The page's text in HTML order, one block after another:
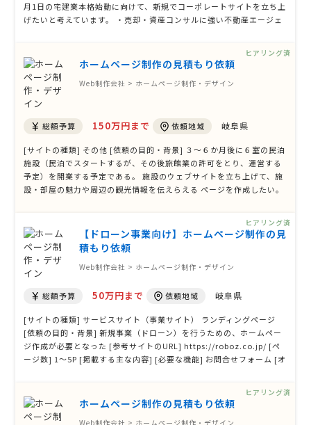
月1日の宅建業本格始動に向けて、新規でコーポレートサイトを立ち上
げたいと考えています。 ・売却・資産コンサルに強い不動産エージェ
ランドサイト …ホームページ制作の見積もり依頼
Web制作会社 > ホームページ制作・デザイン
総額予算 150万円まで 依頼地域 岐阜県
[サイトの種類] その他 [依頼の目的・背景] ３～６か月後に６室の民泊
施設（民泊でスタートするが、その後旅館業の許可をとり、運営する
予定）を開業する予定である。 施設のウェブサイトを立ち上げて、施
設・部屋の魅力や周辺の観光情報を伝えらえる ページを作成したい。
管理をしつつ …
ヒアリング済
【ドローン事業向け】ホームページ制作の見
積もり依頼
Web制作会社 > ホームページ制作・デザイン
総額予算 50万円まで 依頼地域 岐阜県
[サイトの種類] サービスサイト（事業サイト） ランディングページ
[依頼の目的・背景] 新規事業（ドローン）を行うための、ホームペー
ジ作成が必要となった [参考サイトのURL] https://roboz.co.jp/ [ペ
ージ数] 1〜5P [掲載する主な内容] [必要な機能] お問合せフォーム [オ
ヒアリング済
ホームページ制作の見積もり依頼
Web制作会社 > ホームページ制作・デザイン
ヒアリング済